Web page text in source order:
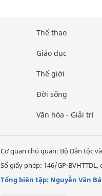
Thể thao
Giáo dục
Thế giới
Đời sống
Văn hóa - Giải trí
Cơ quan chủ quản: Bộ Dân tộc
Số giấy phép: 146/GP-
Tổng biên tập: Nguyễn Văn Bá